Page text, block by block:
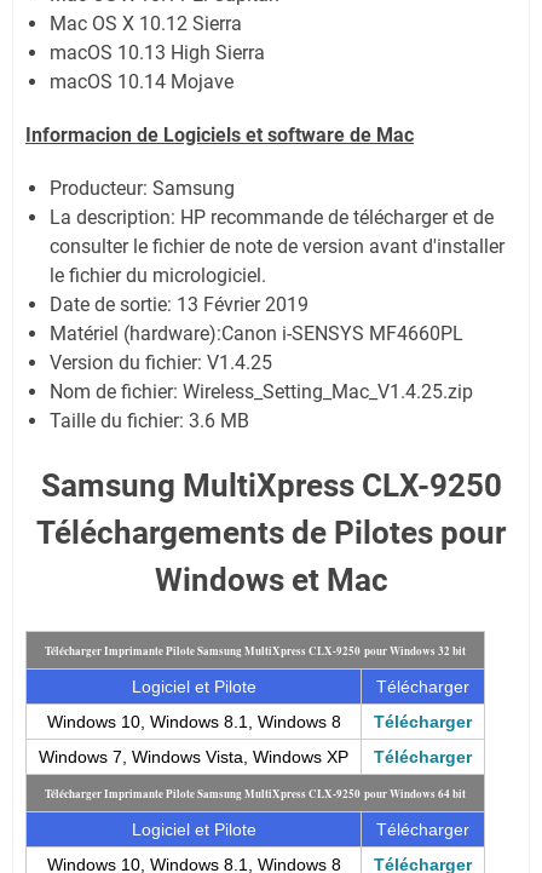
Mac OS X 10.12 Sierra
macOS 10.13 High Sierra
macOS 10.14 Mojave
Informacion de Logiciels et software de Mac
Producteur: Samsung
La description: HP recommande de télécharger et de
consulter le fichier de note de version avant d'installer
le fichier du micrologiciel.
Date de sortie: 13 Février 2019
Matériel (hardware):Canon i-SENSYS MF4660PL
Version du fichier: V1.4.25
Nom de fichier: Wireless_Setting_Mac_V1.4.25.zip
Taille du fichier: 3.6 MB
Samsung MultiXpress CLX-9250
Téléchargements de Pilotes pour
Windows et Mac
Télécharger Imprimante Pilote Samsung MultiXpress CLX-9250 pour Windows 32 bit
Logiciel et Pilote
Télécharger
Windows 10, Windows 8.1, Windows 8
Télécharger
Windows 7, Windows Vista, Windows XP
Télécharger
Télécharger Imprimante Pilote Samsung MultiXpress CLX-9250 pour Windows 64 bit
Logiciel et Pilote
Télécharger
Windows 10, Windows 8.1, Windows 8
Télécharger